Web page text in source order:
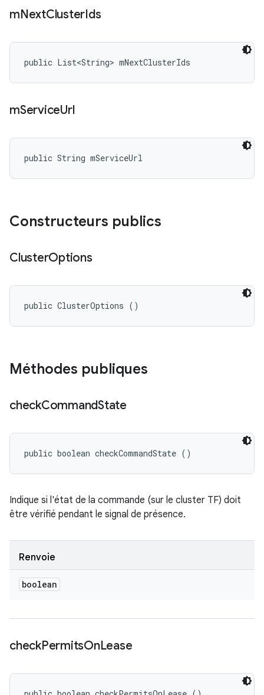
mNextClusterIds
public List<String> mNextClusterIds
mServiceUrl
public String mServiceUrl
Constructeurs publics
ClusterOptions
public ClusterOptions ()
Méthodes publiques
checkCommandState
public boolean checkCommandState ()
Indique si l'état de la commande (sur le cluster TF) doit
être vérifié pendant le signal de présence.
Renvoie
boolean
checkPermitsOnLease